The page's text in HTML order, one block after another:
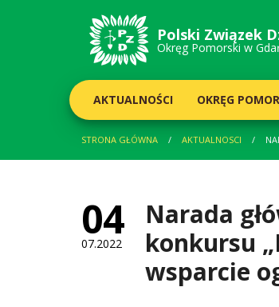
Polski Związek
Okręg Pomorski w
AKTUALNOŚCI OKRĘG
STRONA GŁÓWNA AKTUALNOSCI
Narada
konkursu
wsparcie
04
07.2022